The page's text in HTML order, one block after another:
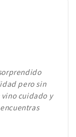
pero sin
vino cuidado y